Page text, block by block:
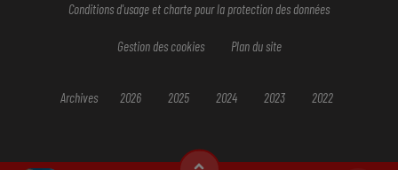
Conditions d'usage et charte pour la protection des données
Gestion des cookies Plan du site
Archives 2026 2025 2024 2023 2022